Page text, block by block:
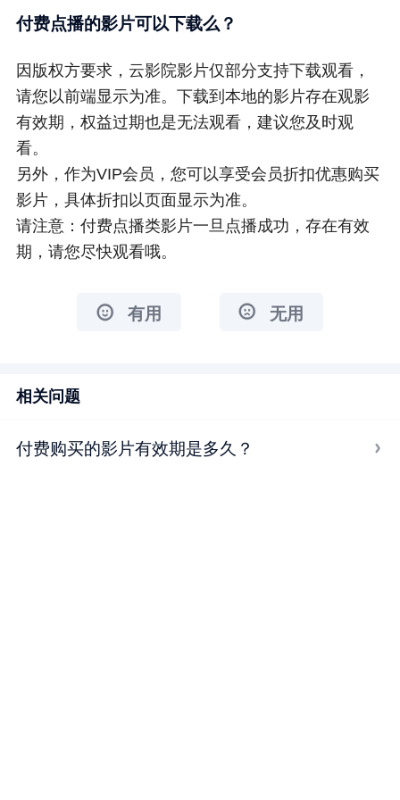
付费点播的影片可以下载么？
因版权方要求，云影院影片仅部分支持下载观看，
请您以前端显示为准。下载到本地的影片存在观影
有效期，权益过期也是无法观看，建议您及时观
看。
另外，作为VIP会员，您可以享受会员折扣优惠购买
影片，具体折扣以页面显示为准。
请注意：付费点播类影片一旦点播成功，存在有效
期，请您尽快观看哦。
有用 无用
相关问题
付费购买的影片有效期是多久？